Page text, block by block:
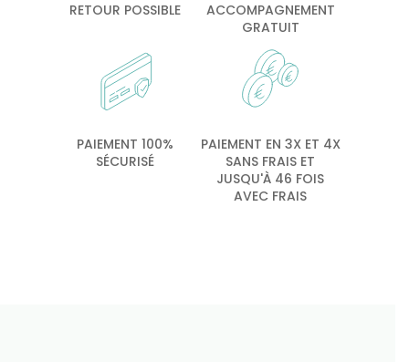
RETOUR POSSIBLE
ACCOMPAGNEMENT
GRATUIT
PAIEMENT 100%
SÉCURISÉ
PAIEMENT EN 3X ET 4X
SANS FRAIS ET
JUSQU'À 46 FOIS
AVEC FRAIS